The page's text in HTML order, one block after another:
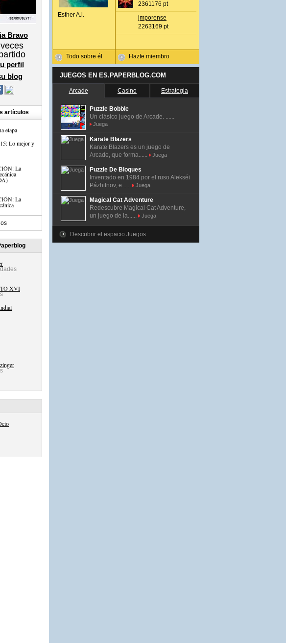
Bravo
veces
perfil
blog
artículos
etapa
Lo mejor y
La
La
XVI
Esther A.l.
Todo sobre él
2361176 pt
jmporense
2263169 pt
Hazte miembro
JUEGOS EN ES.PAPERBLOG.COM
Arcade Casino Estrategia
Puzzle Bobble
Un clásico juego de Arcade. ......
Juega
Karate Blazers
Karate Blazers es un juego de
Arcade, que forma......
Juega
Puzzle De Bloques
Inventado en 1984 por el ruso Alekséi
Pázhitnov, e......
Juega
Magical Cat Adventure
Redescubre Magical Cat Adventure,
un juego de la......
Juega
Descubrir el espacio Juegos